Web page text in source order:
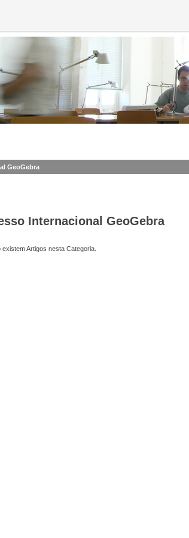
GeoGebra
Internacional GeoGebra
Artigos nesta Categoria.